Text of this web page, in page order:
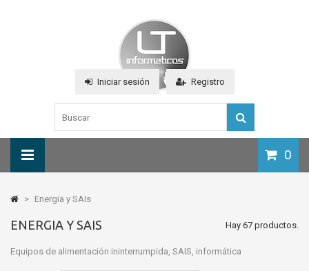
Iniciar sesión Registro
0
> Energia y SAIs
ENERGIA Y SAIS Hay 67 productos.
Equipos de alimentación ininterrumpida, SAIS, informática